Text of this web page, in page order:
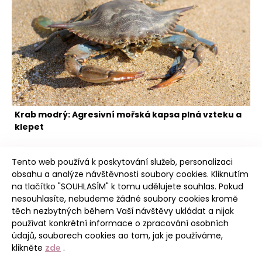
Krab modrý: Agresivní mořská kapsa plná vzteku a
klepet
Intro
Úvod
Tento web používá k poskytování služeb, personalizaci
obsahu a analýze návštěvnosti soubory cookies. Kliknutím
na tlačítko "SOUHLASÍM" k tomu udělujete souhlas. Pokud
nesouhlasíte, nebudeme žádné soubory cookies kromě
těch nezbytných během Vaší návštěvy ukládat a nijak
používat konkrétní informace o zpracování osobních
údajů, souborech cookies ao tom, jak je používáme,
klikněte zde .